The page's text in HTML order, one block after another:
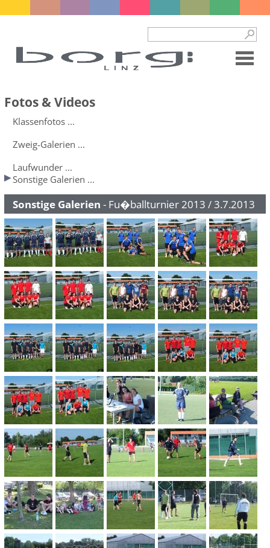
Fotos & Videos
Klassenfotos ...
Zweig-Galerien ...
Laufwunder ...
Sonstige Galerien ...
Sonstige Galerien - Fu�ballturnier 2013 / 3.7.2013